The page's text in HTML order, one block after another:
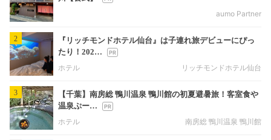
aumo Partner
2
『リッチモンドホテル仙台』は子連れ旅デビューにぴっ
たり！202…
ホテル
リッチモンドホテル仙台
3
【千葉】南房総 鴨川温泉 鴨川館の初夏避暑旅！客室食や
温泉ぷー…
ホテル
南房総 鴨川温泉 鴨川館